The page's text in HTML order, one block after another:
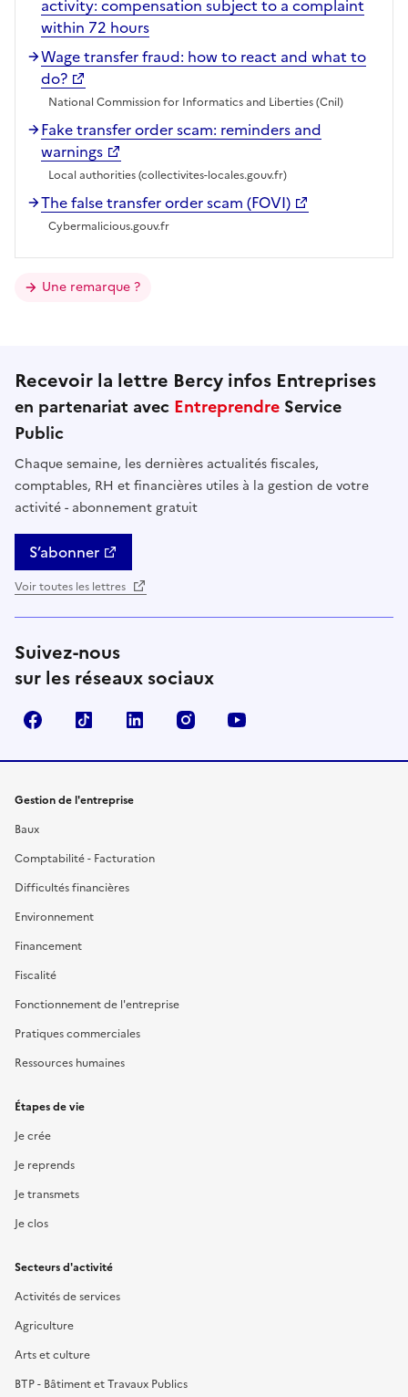
activity: compensation subject to a complaint
within 72 hours
Wage transfer fraud: how to react and what to
do?
National Commission for Informatics and Liberties (Cnil)
Fake transfer order scam: reminders and
warnings
Local authorities (collectivites-locales.gouv.fr)
The false transfer order scam (FOVI)
Cybermalicious.gouv.fr
Une remarque ?
Recevoir la lettre Bercy infos Entreprises
en partenariat avec Entreprendre Service
Public
Chaque semaine, les dernières actualités fiscales,
comptables, RH et financières utiles à la gestion de votre
activité - abonnement gratuit
S’abonner
Voir toutes les lettres
Suivez-nous
sur les réseaux sociaux
FacebookTikTok Linkedin Instagram
Gestion de l'entreprise
Baux
Comptabilité - Facturation
Difficultés financières
Environnement
Financement
Fiscalité
Fonctionnement de l'entreprise
Pratiques commerciales
Ressources humaines
Étapes de vie
Je crée
Je reprends
Je transmets
Je clos
Secteurs d'activité
Activités de services
Agriculture
Arts et culture
BTP - Bâtiment et Travaux Publics